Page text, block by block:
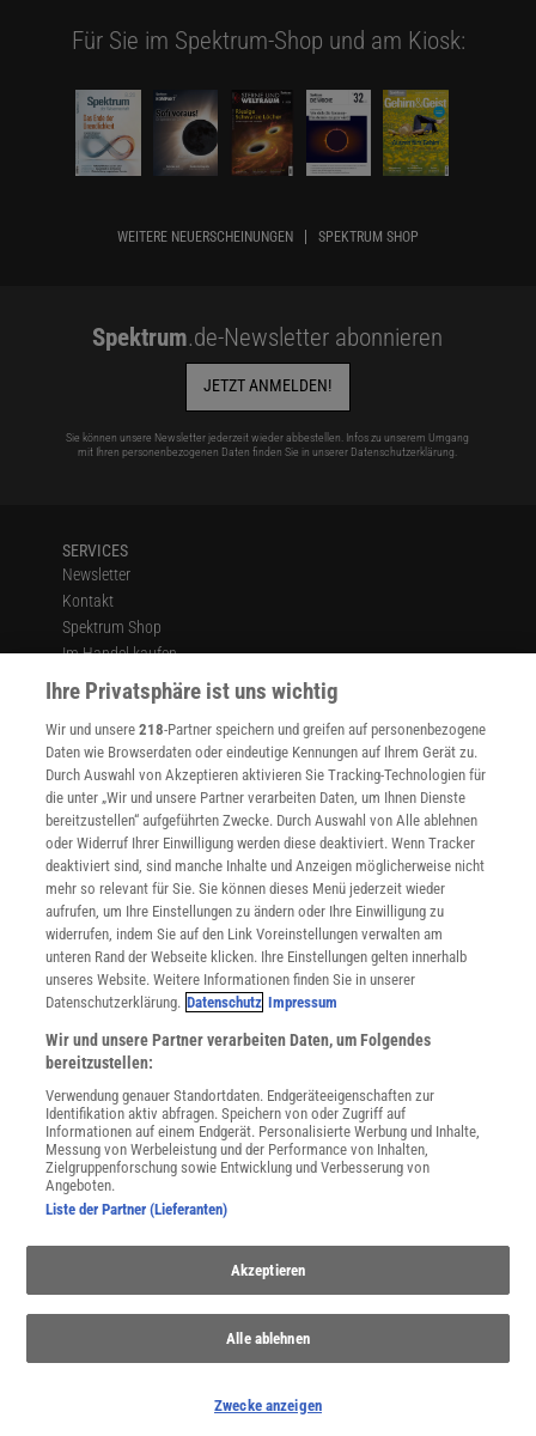
Für Sie im Spektrum-Shop und am Kiosk:
WEITERE NEUERSCHEINUNGEN SPEKTRUM SHOP
Spektrum.de-Newsletter abonnieren
JETZT ANMELDEN!
Sie können unsere Newsletter jederzeit wieder abbestellen. Infos zu unserem Umgang
mit Ihren personenbezogenen Daten finden Sie in unserer Datenschutzerklärung
SERVICES
Newsletter
Kontakt
Spektrum Shop
Im Handel kaufen
Presse
Verträge kündigen
Widerruf
INFO
Mediadaten
Datenschutz
Nutzungsbedingungen
Cookie-Einstellungen
Utiq verwalten
Nutzungsbasierte Onlinewerbung
Alle Artikel
Impressum
Angebote für Schulen
Angebote für Institutionen
Sprachen lernen mit Gymglish
Lexika
Für Spektrum schreiben
Zugänglichkeitserklärung
KielSCN
Wissenschaft in die Schulen
SciLogs
Ihre Privatsphäre ist uns wichtig
Wir und unsere218-Partner speichern und greifen auf personenbezogene
Daten wie Browserdaten oder eindeutige Kennungen auf Ihrem Gerät zu.
Durch Auswahl von Akzeptieren aktivieren Sie Tracking-Technologien für
die unter „Wir und unsere Partner verarbeiten Daten, um Ihnen Dienste
bereitzustellen“ aufgeführten Zwecke. Durch Auswahl von Alle ablehnen
oder Widerruf Ihrer Einwilligung werden diese deaktiviert. Wenn Tracker
deaktiviert sind, sind manche Inhalte und Anzeigen möglicherweise nicht
mehr so relevant für Sie. Sie können dieses Menü jederzeit wieder
aufrufen, um Ihre Einstellungen zu ändern oder Ihre Einwilligung zu
widerrufen, indem Sie auf den Link Voreinstellungen verwalten am
unteren Rand der Webseite klicken. Ihre Einstellungen gelten innerhalb
unseres Website. Weitere Informationen finden Sie in unserer
Datenschutzerklärung. Datenschutz Impressum
Wir und unsere Partner verarbeiten Daten, um Folgendes
bereitzustellen:
Verwendung genauer Standortdaten. Endgeräteeigenschaften zur
Identifikation aktiv abfragen. Speichern von oder Zugriff auf
Informationen auf einem Endgerät. Personalisierte Werbung und Inhalte,
Messung von Werbeleistung und der Performance von Inhalten,
Zielgruppenforschung sowie Entwicklung und Verbesserung von
Angeboten.
Liste der Partner (Lieferanten)
Akzeptieren
Alle ablehnen
Zwecke anzeigen